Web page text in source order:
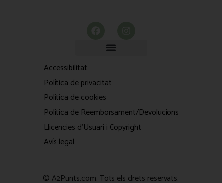
Accessibilitat
Política de privacitat
Política de cookies
Política de Reemborsament/Devolucions
Llicencies d'Usuari i Copyright
Avís legal
© A2Punts.com. Tots els drets reservats.